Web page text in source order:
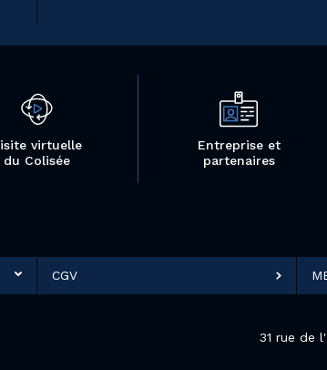
virtuelle
du Colisée
Entreprise et
partenaires
CGV
31 rue de